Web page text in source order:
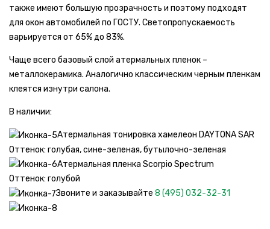
также имеют большую прозрачность и поэтому подходят
для окон автомобилей по ГОСТУ. Светопропускаемость
варьируется от 65% до 83%.
Чаще всего базовый слой атермальных пленок –
металлокерамика. Аналогично классическим черным пленкам
клеятся изнутри салона.
В наличии:
Атермальная тонировка хамелеон DAYTONA SAR
Оттенок: голубая, сине-зеленая, бутылочно-зеленая
Атермальная пленка Scorpio Spectrum
Оттенок: голубой
Звоните и заказывайте 8 (495) 032-32-31